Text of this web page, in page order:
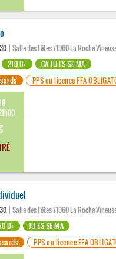
| Salle des Fêtes 71960 La Roche-
210 D+
CA-JU-ES-SE-MA
PPS ou licence FFA
| Salle des Fêtes 71960 La Roche-
D+
JU-ES-SE-MA
PPS ou licence FFA